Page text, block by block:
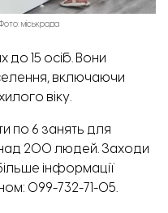
Фото: міськрада
до 15 осіб. Вони
включаючи
віку.
по 6 занять для
200 людей. Заходи
інформації
099-732-71-05.